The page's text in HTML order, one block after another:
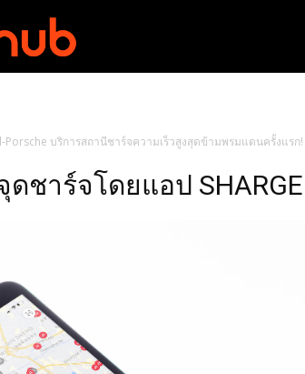
Porsche บริการสถานีชาร์จความเร็วสูงสุดข้ามพรมแดนครั้งแ
ดชาร์จโดยแอป SHARGE